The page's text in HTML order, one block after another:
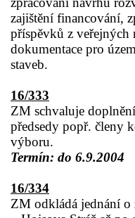
zajištění financování,
příspěvků z veřejných
dokumentace pro
staveb.
16/333
ZM schvaluje
předsedy popř. členy
výboru.
Termín: do 6.9.2004
16/334
ZM odkládá jednání o